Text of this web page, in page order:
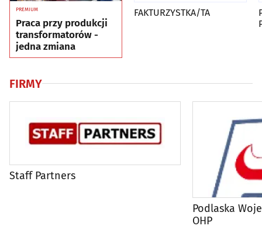
PREMIUM
Praca przy produkcji
transformatorów -
jedna zmiana
FAKTURZYSTKA/TA
FIRMY
Staff Partners
Podlaska
OHP